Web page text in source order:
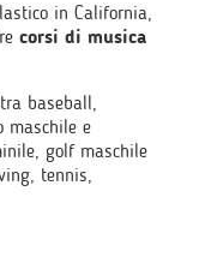
in California,
corsi di musica
baseball,
maschile e
golf maschile
tennis,